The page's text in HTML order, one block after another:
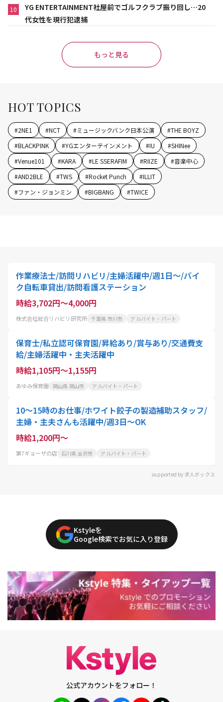
10
YG ENTERTAINMENT社屋前でゴルフクラブ振り回し…20
代女性を現行犯逮捕
もっと見る
HOT TOPICS
#2NE1 #NCT #ミュージックバンク日本公演 #THE BOYZ
#BLACKPINK #YGエンターテインメント #IU #SHINee
#Venue101 #KARA #LE SSERAFIM #RIIZE #音楽中心
#AND2BLE #TWS #Rocket Punch #ILLIT
#ファン・ジョンミン #BIGBANG #TWICE
作業療法士/訪問リハビリ/主婦活躍中/週1日～/バイ
ク自転車貸出/訪問看護ステーション
時給3,702円～4,000円
株式会社総合リハビリ研究所 千葉県 市川市 アルバイト・パート
保育士/私立認可保育園/昇給あり/賞与あり/交通費支
給/主婦活躍中・主夫活躍中
時給1,105円～1,155円
あゆみ保育園 岡山県 岡山市 アルバイト・パート
10～15時のお仕事/ホワイト餃子の製造補助スタッフ/
主婦・主夫さんも活躍中/週3日～OK
時給1,200円～
第7ギョーザの店 石川県 金沢市 アルバイト・パート
supported by 求人ボックス
Kstyleを
Google検索でお気に入り登録
公式アカウントをフォロー！